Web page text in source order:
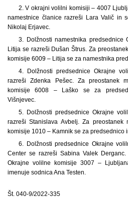
2. V okrajni volilni komisiji – 4007
namestnice članice razreši Lara Valič in
Nikolaj Erjavec.
3. Dolžnosti namestnika
Litija se razreši Dušan Štrus. Za
komisije 6009 – Litija se za namestnika
4. Dolžnosti predsednice Okrajne
razreši Zdenka Pešec. Za preostanek
komisije 6008 – Laško se za
Višnjevec.
5. Dolžnosti predsednice Okrajne
razreši Stanislava Avbelj. Za preostanek
komisije 1010 – Kamnik se za predsednico
6. Dolžnosti predsednice Okrajne
Center se razreši Sabina Valek
Okrajne volilne komisije 3007 –
imenuje sodnica Ana Testen.
Št. 040-9/2022-335